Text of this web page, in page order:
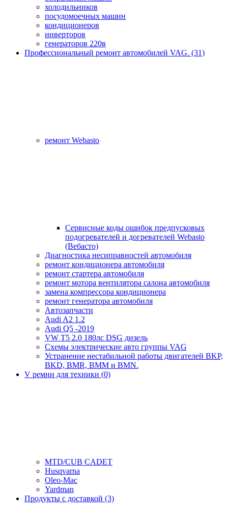
холодильников
посудомоечных машин
кондиционеров
инверторов
генераторов 220в
Профессиональный ремонт автомобилей VAG. (31)
ремонт Webasto
Сервисные коды ошибок предпусковых
подогревателей и догревателей Webasto
(Вебасто)
Диагностика несиправностей автомобиля
ремонт кондиционера автомобиля
ремонт стартера автомобиля
ремонт мотора вентилятора салона автомобиля
замена компрессора кондиционера
ремонт генератора автомобиля
Автозапчасти
Audi A2 1.2
Audi Q5 -2019
VW T5 2.0 180лс DSG дизель
Схемы электрические авто группы VAG
Устранение нестабильной работы двигателей BKP,
BKD, BMR, BMM и BMN.
V ремни для техники (0)
MTD/CUB CADET
Husqvarna
Oleo-Mac
Yardman
Продукты с доставкой (3)